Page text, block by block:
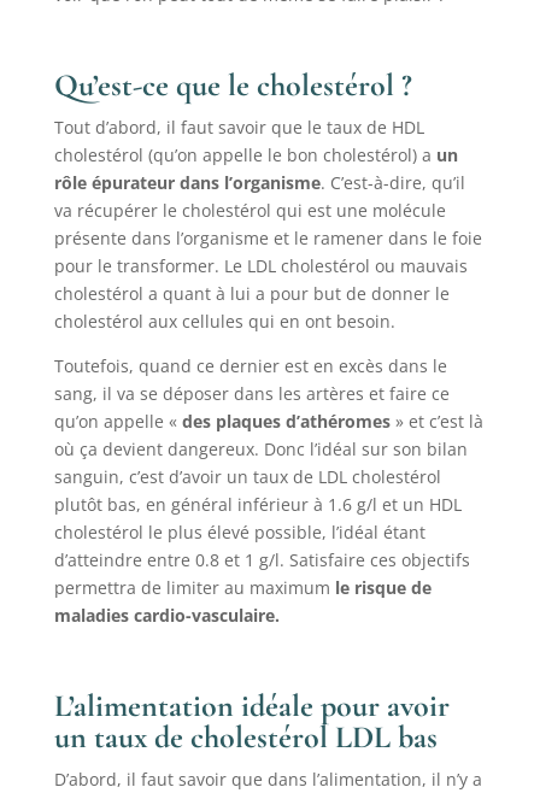
Qu’est-ce que le cholestérol ?
Tout d’abord, il faut savoir que le taux de HDL
cholestérol (qu’on appelle le bon cholestérol) a un
rôle épurateur dans l’organisme. C’est-à-dire, qu’il
va récupérer le cholestérol qui est une molécule
présente dans l’organisme et le ramener dans le foie
pour le transformer. Le LDL cholestérol ou mauvais
cholestérol a quant à lui a pour but de donner le
cholestérol aux cellules qui en ont besoin.
Toutefois, quand ce dernier est en excès dans le
sang, il va se déposer dans les artères et faire ce
qu’on appelle «des plaques d’athéromes» et c’est là
où ça devient dangereux. Donc l’idéal sur son bilan
sanguin, c’est d’avoir un taux de LDL cholestérol
plutôt bas, en général inférieur à 1.6 g/l et un HDL
cholestérol le plus élevé possible, l’idéal étant
d’atteindre entre 0.8 et 1 g/l. Satisfaire ces objectifs
permettra de limiter au maximum le risque de
maladies cardio-vasculaire.
L’alimentation idéale pour avoir
un taux de cholestérol LDL bas
D’abord, il faut savoir que dans l’alimentation, il n’y a